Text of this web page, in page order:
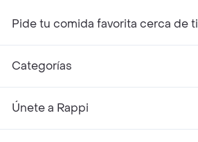
Pide tu comida favorita cerca de ti
Categorías
Únete a Rappi